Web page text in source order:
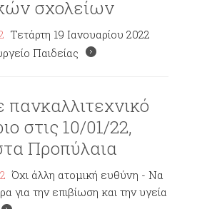
σχολείων
Τετάρτη 19 Ιανουαρίου 2022
Παιδείας
στις 10/01/22,
Προπύλαια
Όχι άλλη ατομική ευθύνη - Να
για την επιβίωση και την υγεία